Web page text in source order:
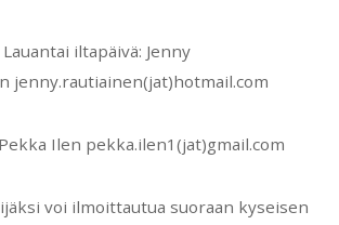
Lauantai iltapäivä: Jenny
jenny.rautiainen(jat)hotmail.com
Ilen pekka.ilen1(jat)gmail.com
voi ilmoittautua suoraan kyseisen